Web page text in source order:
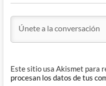
Este sitio usa Akismet para
procesan los datos de tus